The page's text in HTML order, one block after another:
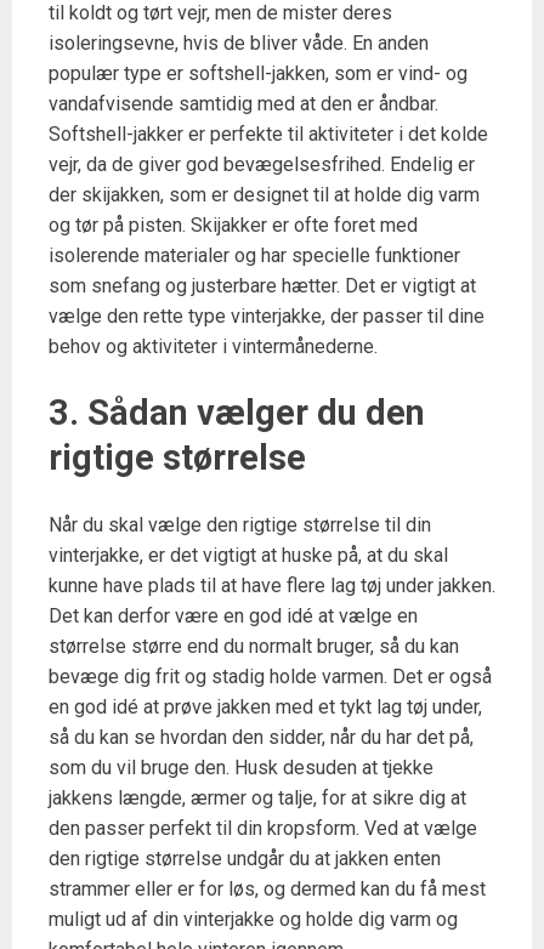
til koldt og tørt vejr, men de mister deres
isoleringsevne, hvis de bliver våde. En anden
populær type er softshell-jakken, som er vind- og
vandafvisende samtidig med at den er åndbar.
Softshell-jakker er perfekte til aktiviteter i det kolde
vejr, da de giver god bevægelsesfrihed. Endelig er
der skijakken, som er designet til at holde dig varm
og tør på pisten. Skijakker er ofte foret med
isolerende materialer og har specielle funktioner
som snefang og justerbare hætter. Det er vigtigt at
vælge den rette type vinterjakke, der passer til dine
behov og aktiviteter i vintermånederne.
3. Sådan vælger du den
rigtige størrelse
Når du skal vælge den rigtige størrelse til din
vinterjakke, er det vigtigt at huske på, at du skal
kunne have plads til at have flere lag tøj under jakken.
Det kan derfor være en god idé at vælge en
størrelse større end du normalt bruger, så du kan
bevæge dig frit og stadig holde varmen. Det er også
en god idé at prøve jakken med et tykt lag tøj under,
så du kan se hvordan den sidder, når du har det på,
som du vil bruge den. Husk desuden at tjekke
jakkens længde, ærmer og talje, for at sikre dig at
den passer perfekt til din kropsform. Ved at vælge
den rigtige størrelse undgår du at jakken enten
strammer eller er for løs, og dermed kan du få mest
muligt ud af din vinterjakke og holde dig varm og